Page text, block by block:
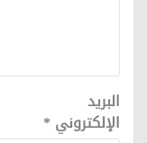
البريد
الإلكتروني *